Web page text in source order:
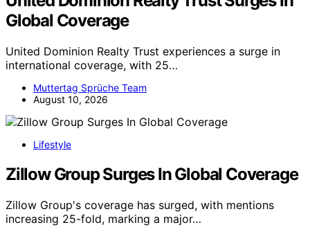
Global Coverage
United Dominion Realty Trust experiences a surge in
international coverage, with 25…
Muttertag Sprüche Team
August 10, 2026
Lifestyle
Zillow Group Surges In Global Coverage
Zillow Group's coverage has surged, with mentions
increasing 25-fold, marking a major…